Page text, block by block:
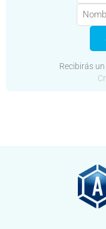
Recibirás